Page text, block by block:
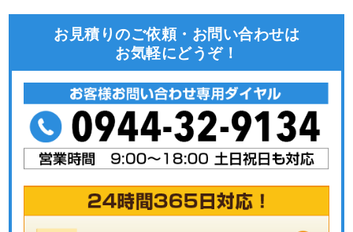
お見積りのご依頼・お問い合わせは
お気軽にどうぞ！